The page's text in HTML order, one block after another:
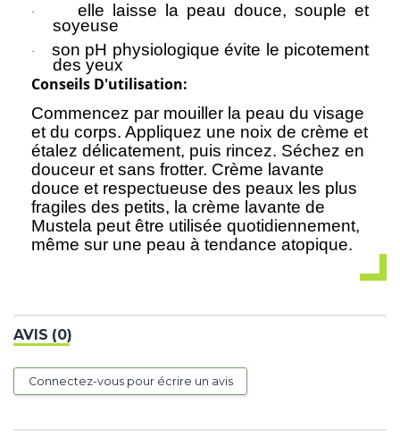
·
elle laisse la peau douce, souple et
soyeuse
·
son pH physiologique évite le picotement
des yeux
Conseils D'utilisation:
Commencez par mouiller la peau du visage
et du corps. Appliquez une noix de crème et
étalez délicatement, puis rincez. Séchez en
douceur et sans frotter. Crème lavante
douce et respectueuse des peaux les plus
fragiles des petits, la crème lavante de
Mustela peut être utilisée quotidiennement,
même sur une peau à tendance atopique.
AVIS (0)
Connectez-vous pour écrire un avis